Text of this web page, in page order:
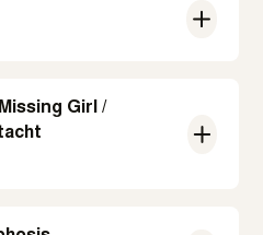
Girl /